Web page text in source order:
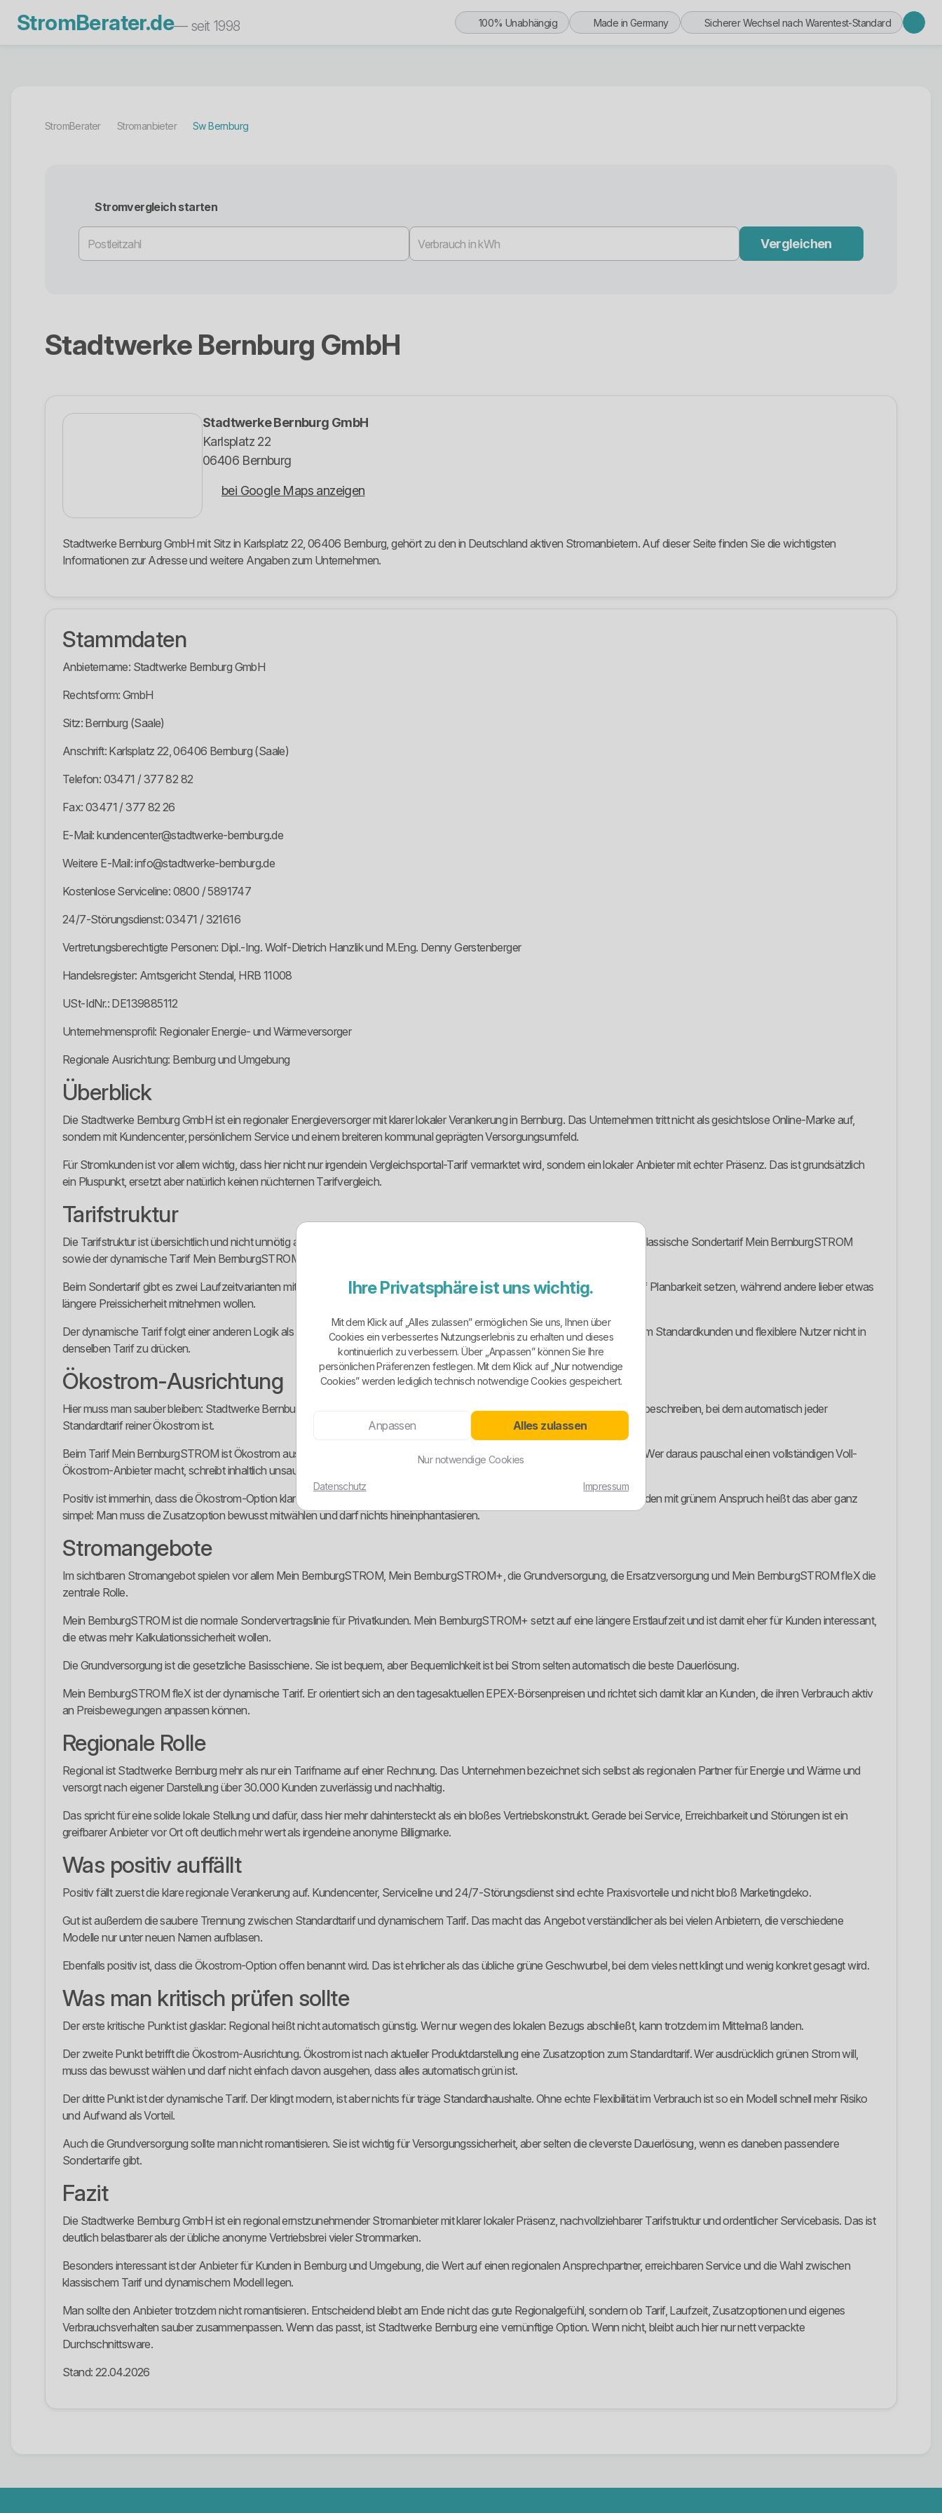
StromBerater.de— seit 1998 100% Unabhängig Made in Germany Sicherer Wechsel nach Warentest-Standard
StromBerater Stromanbieter Sw Bernburg
Stromvergleich starten
Vergleichen
Stadtwerke Bernburg GmbH
Stadtwerke Bernburg GmbH
Karlsplatz 22
06406 Bernburg
bei Google Maps anzeigen
Stadtwerke Bernburg GmbH mit Sitz in Karlsplatz 22, 06406 Bernburg, gehört zu den in Deutschland aktiven Stromanbietern. Auf dieser Seite finden Sie die wichtigsten
Informationen zur Adresse und weitere Angaben zum Unternehmen.
Stammdaten
Anbietername: Stadtwerke Bernburg GmbH
Rechtsform: GmbH
Sitz: Bernburg (Saale)
Anschrift: Karlsplatz 22, 06406 Bernburg (Saale)
Telefon: 03471 / 377 82 82
Fax: 03471 / 377 82 26
E-Mail: kundencenter@stadtwerke-bernburg.de
Weitere E-Mail: info@stadtwerke-bernburg.de
Kostenlose Serviceline: 0800 / 5891747
24/7-Störungsdienst: 03471 / 321616
Vertretungsberechtigte Personen: Dipl.-Ing. Wolf-Dietrich Hanzlik und M.Eng. Denny Gerstenberger
Handelsregister: Amtsgericht Stendal, HRB 11008
USt-IdNr.: DE139885112
Unternehmensprofil: Regionaler Energie- und Wärmeversorger
Regionale Ausrichtung: Bernburg und Umgebung
Überblick
Die Stadtwerke Bernburg GmbH ist ein regionaler Energieversorger mit klarer lokaler Verankerung in Bernburg. Das Unternehmen tritt nicht als gesichtslose Online-Marke auf,
sondern mit Kundencenter, persönlichem Service und einem breiteren kommunal geprägten Versorgungsumfeld.
Für Stromkunden ist vor allem wichtig, dass hier nicht nur irgendein Vergleichsportal-Tarif vermarktet wird, sondern ein lokaler Anbieter mit echter Präsenz. Das ist grundsätzlich
ein Pluspunkt, ersetzt aber natürlich keinen nüchternen Tarifvergleich.
Tarifstruktur
Die Tarifstruktur ist übersichtlich und nicht unnötig aufgeblasen. Sichtbar sind die Grundversorgung, die Ersatzversorgung, der klassische Sondertarif Mein BernburgSTROM
sowie der dynamische Tarif Mein BernburgSTROM fleX.
Beim Sondertarif gibt es zwei Laufzeitvarianten mit unterschiedlicher Erstlaufzeit. Das ist sinnvoll, weil manche Kunden eher auf Planbarkeit setzen, während andere lieber etwas
längere Preissicherheit mitnehmen wollen.
Der dynamische Tarif folgt einer anderen Logik als der Standardtarif. Damit ist die Produktwelt zumindest klar genug getrennt, um Standardkunden und flexiblere Nutzer nicht in
denselben Tarif zu drücken.
Ökostrom-Ausrichtung
Hier muss man sauber bleiben: Stadtwerke Bernburg ist nach der aktuellen Produktlogik nicht einfach pauschal als Anbieter zu beschreiben, bei dem automatisch jeder
Standardtarif reiner Ökostrom ist.
Beim Tarif Mein BernburgSTROM ist Ökostrom ausdrücklich als Zusatzoption ausgewiesen. Das ist ein wichtiger Unterschied. Wer daraus pauschal einen vollständigen Voll-
Ökostrom-Anbieter macht, schreibt inhaltlich unsauberen Kram.
Positiv ist immerhin, dass die Ökostrom-Option klar benannt wird und nicht irgendwo im Kleingedruckten verschwindet. Für Kunden mit grünem Anspruch heißt das aber ganz
simpel: Man muss die Zusatzoption bewusst mitwählen und darf nichts hineinphantasieren.
Stromangebote
Im sichtbaren Stromangebot spielen vor allem Mein BernburgSTROM, Mein BernburgSTROM+, die Grundversorgung, die Ersatzversorgung und Mein BernburgSTROM fleX die
zentrale Rolle.
Mein BernburgSTROM ist die normale Sondervertragslinie für Privatkunden. Mein BernburgSTROM+ setzt auf eine längere Erstlaufzeit und ist damit eher für Kunden interessant,
die etwas mehr Kalkulationssicherheit wollen.
Die Grundversorgung ist die gesetzliche Basisschiene. Sie ist bequem, aber Bequemlichkeit ist bei Strom selten automatisch die beste Dauerlösung.
Mein BernburgSTROM fleX ist der dynamische Tarif. Er orientiert sich an den tagesaktuellen EPEX-Börsenpreisen und richtet sich damit klar an Kunden, die ihren Verbrauch aktiv
an Preisbewegungen anpassen können.
Regionale Rolle
Regional ist Stadtwerke Bernburg mehr als nur ein Tarifname auf einer Rechnung. Das Unternehmen bezeichnet sich selbst als regionalen Partner für Energie und Wärme und
versorgt nach eigener Darstellung über 30.000 Kunden zuverlässig und nachhaltig.
Das spricht für eine solide lokale Stellung und dafür, dass hier mehr dahintersteckt als ein bloßes Vertriebskonstrukt. Gerade bei Service, Erreichbarkeit und Störungen ist ein
greifbarer Anbieter vor Ort oft deutlich mehr wert als irgendeine anonyme Billigmarke.
Was positiv auffällt
Positiv fällt zuerst die klare regionale Verankerung auf. Kundencenter, Serviceline und 24/7-Störungsdienst sind echte Praxisvorteile und nicht bloß Marketingdeko.
Gut ist außerdem die saubere Trennung zwischen Standardtarif und dynamischem Tarif. Das macht das Angebot verständlicher als bei vielen Anbietern, die verschiedene
Modelle nur unter neuen Namen aufblasen.
Ebenfalls positiv ist, dass die Ökostrom-Option offen benannt wird. Das ist ehrlicher als das übliche grüne Geschwurbel, bei dem vieles nett klingt und wenig konkret gesagt wird.
Was man kritisch prüfen sollte
Der erste kritische Punkt ist glasklar: Regional heißt nicht automatisch günstig. Wer nur wegen des lokalen Bezugs abschließt, kann trotzdem im Mittelmaß landen.
Der zweite Punkt betrifft die Ökostrom-Ausrichtung. Ökostrom ist nach aktueller Produktdarstellung eine Zusatzoption zum Standardtarif. Wer ausdrücklich grünen Strom will,
muss das bewusst wählen und darf nicht einfach davon ausgehen, dass alles automatisch grün ist.
Der dritte Punkt ist der dynamische Tarif. Der klingt modern, ist aber nichts für träge Standardhaushalte. Ohne echte Flexibilität im Verbrauch ist so ein Modell schnell mehr Risiko
und Aufwand als Vorteil.
Auch die Grundversorgung sollte man nicht romantisieren. Sie ist wichtig für Versorgungssicherheit, aber selten die cleverste Dauerlösung, wenn es daneben passendere
Sondertarife gibt.
Fazit
Die Stadtwerke Bernburg GmbH ist ein regional ernstzunehmender Stromanbieter mit klarer lokaler Präsenz, nachvollziehbarer Tarifstruktur und ordentlicher Servicebasis. Das ist
deutlich belastbarer als der übliche anonyme Vertriebsbrei vieler Strommarken.
Besonders interessant ist der Anbieter für Kunden in Bernburg und Umgebung, die Wert auf einen regionalen Ansprechpartner, erreichbaren Service und die Wahl zwischen
klassischem Tarif und dynamischem Modell legen.
Man sollte den Anbieter trotzdem nicht romantisieren. Entscheidend bleibt am Ende nicht das gute Regionalgefühl, sondern ob Tarif, Laufzeit, Zusatzoptionen und eigenes
Verbrauchsverhalten sauber zusammenpassen. Wenn das passt, ist Stadtwerke Bernburg eine vernünftige Option. Wenn nicht, bleibt auch hier nur nett verpackte
Durchschnittsware.
Stand: 22.04.2026
Ihre Privatsphäre ist uns wichtig.
Mit dem Klick auf „Alles zulassen” ermöglichen Sie uns, Ihnen über
Cookies ein verbessertes Nutzungserlebnis zu erhalten und dieses
kontinuierlich zu verbessern. Über „Anpassen” können Sie Ihre
persönlichen Präferenzen festlegen. Mit dem Klick auf „Nur notwendige
Cookies” werden lediglich technisch notwendige Cookies gespeichert.
Anpassen Alles zulassen
Nur notwendige Cookies
Datenschutz Impressum